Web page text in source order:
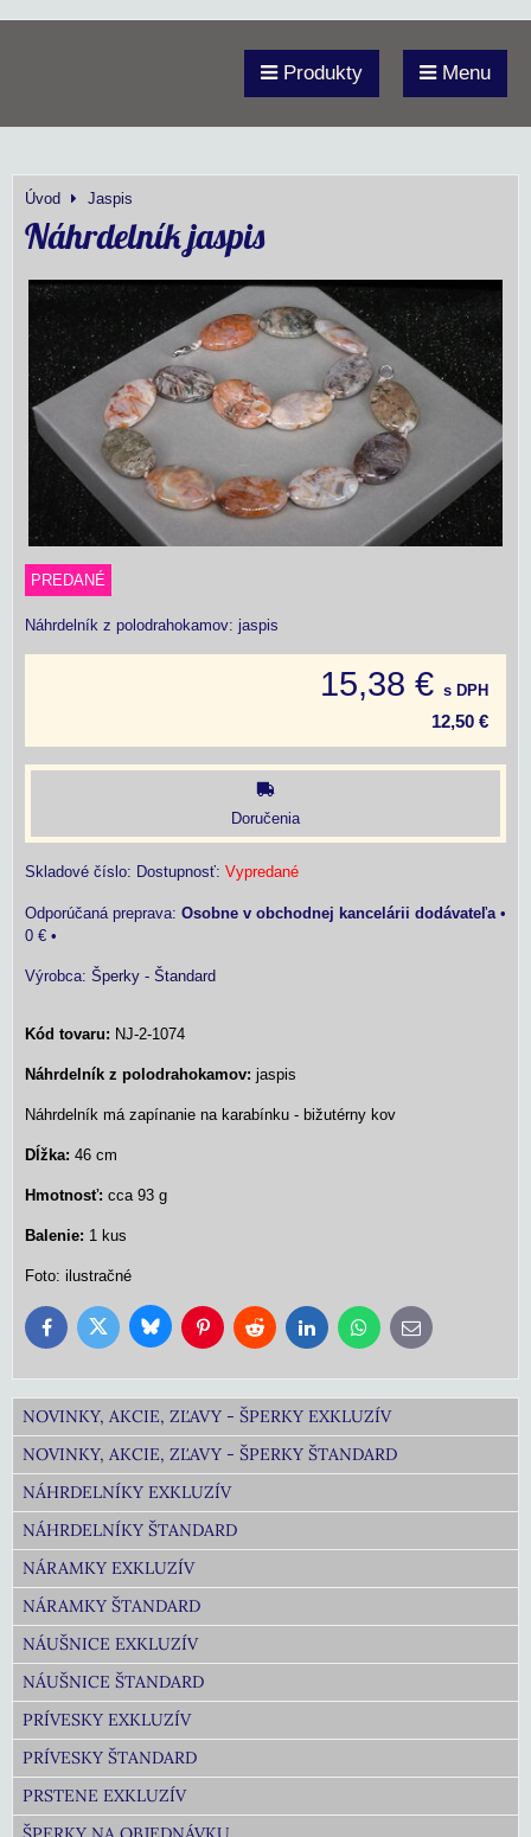
Produkty Menu
Úvod Jaspis
Náhrdelník jaspis
PREDANÉ
Náhrdelník z polodrahokamov: jaspis
15,38 € s DPH
12,50 €
Doručenia
Skladové číslo: Dostupnosť: Vypredané
Osobne v obchodnej kancelárii dodávateľa•
0 € •
Výrobca: Šperky - Štandard
Kód tovaru: NJ-2-1074
Náhrdelník z polodrahokamov: jaspis
Náhrdelník má zapínanie na karabínku - bižutérny kov
Dĺžka: 46 cm
Hmotnosť: cca 93 g
Balenie: 1 kus
Foto: ilustračné
FacebookTwitter BlueskyPinterestReddit LinkedInWhatsApp
E-
mail
NOVINKY, AKCIE, ZĽAVY - ŠPERKY EXKLUZÍV
NOVINKY, AKCIE, ZĽAVY - ŠPERKY ŠTANDARD
NÁHRDELNÍKY EXKLUZÍV
NÁHRDELNÍKY ŠTANDARD
NÁRAMKY EXKLUZÍV
NÁRAMKY ŠTANDARD
NÁUŠNICE EXKLUZÍV
NÁUŠNICE ŠTANDARD
PRÍVESKY EXKLUZÍV
PRÍVESKY ŠTANDARD
PRSTENE EXKLUZÍV